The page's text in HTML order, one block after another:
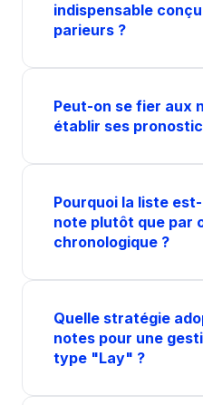
indispensable
parieurs ?
Peut-on se fier aux
établir ses
Pourquoi la liste
note plutôt que par
chronologique ?
Quelle stratégie
notes pour une
type "Lay" ?